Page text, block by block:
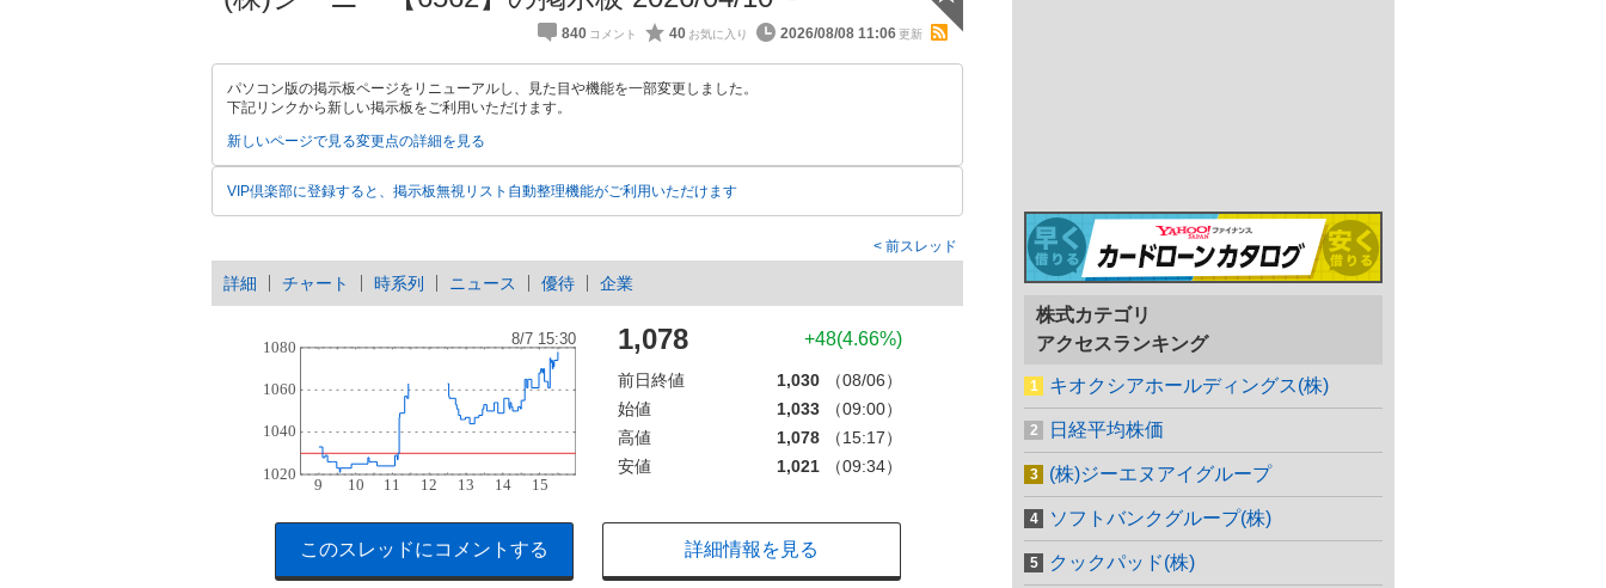
840 40 2026/08/08 11:06
パソコン版の掲示板ページをリニューアルし、見た目や機能を一部変更しました。
下記リンクから新しい掲示板をご利用いただけます。
新しいページで見る変更点の詳細を見る
VIP倶楽部に登録すると、掲示板無視リスト自動整理機能がご利用いただけます
前スレッド
詳細 チャート 時系列 ニュース 優待 企業
1,078 +48(4.66%)
前日終値 1,030
（08/06）
始値
1,033
（09:00）
高値
1,078
（15:17）
安値
1,021 （09:34）
このスレッドにコメントする 詳細情報を見る
株式カテゴリ
アクセスランキング
キオクシアホールディングス(株)
日経平均株価
(株)ジーエヌアイグループ
ソフトバンクグループ(株)
クックパッド(株)